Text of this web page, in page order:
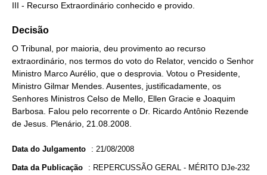
III - Recurso Extraordinário conhecido e provido.
Decisão
O Tribunal, por maioria, deu provimento ao recurso
extraordinário, nos termos do voto do Relator, vencido o Senhor
Ministro Marco Aurélio, que o desprovia. Votou o Presidente,
Ministro Gilmar Mendes. Ausentes, justificadamente, os
Senhores Ministros Celso de Mello, Ellen Gracie e Joaquim
Barbosa. Falou pelo recorrente o Dr. Ricardo Antônio Rezende
de Jesus. Plenário, 21.08.2008.
Data do Julgamento : 21/08/2008
Data da Publicação : REPERCUSSÃO GERAL - MÉRITO DJe-232